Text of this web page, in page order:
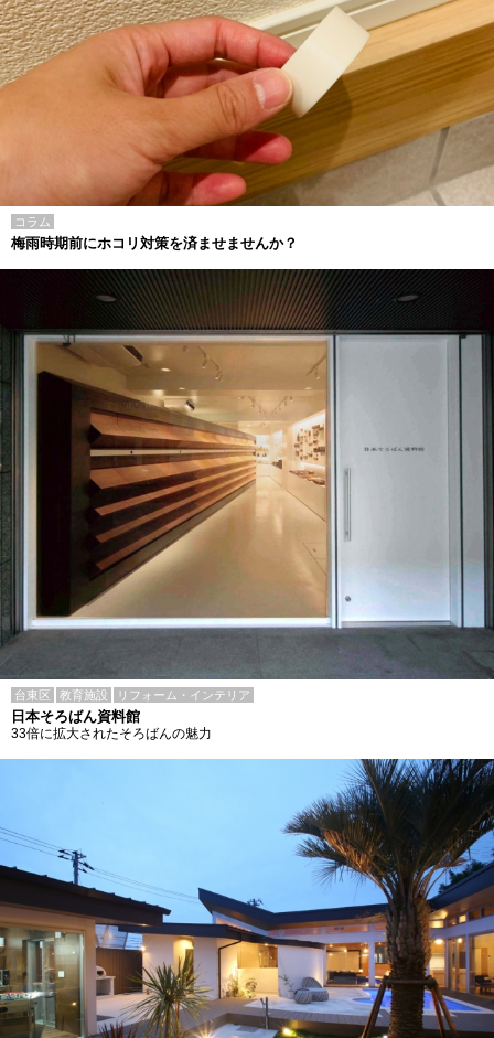
コラム
梅雨時期前にホコリ対策を済ませませんか？
台東区 教育施設 リフォーム・インテリア
日本そろばん資料館
33倍に拡大されたそろばんの魅力